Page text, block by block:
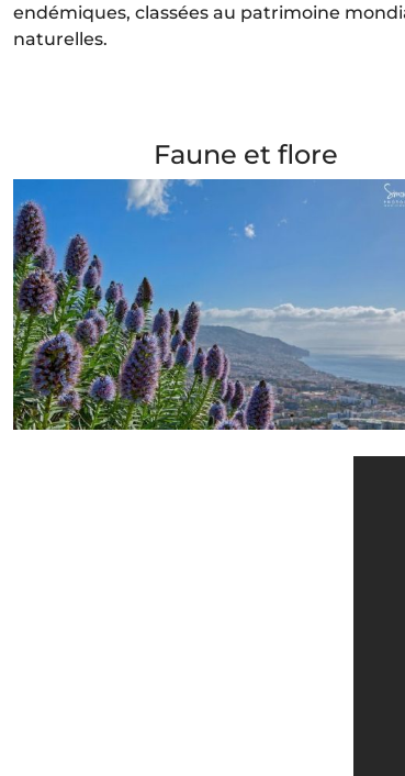
endémiques, classées au patrimoine
naturelles.
Faune et flore